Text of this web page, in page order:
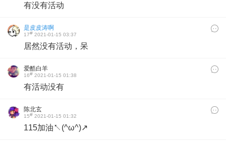
有没有活动
是皮皮涛啊
17# 2021-01-15 03:37
居然没有活动，呆
爱酷白羊
16# 2021-01-15 01:38
有活动没有
陈北玄
15# 2021-01-15 01:32
115加油↖(^ω^)↗